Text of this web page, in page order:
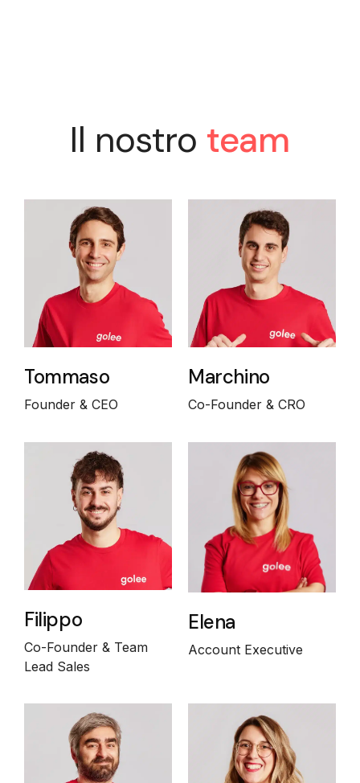
Il nostro team
Tommaso
Founder & CEO
Marchino
Co-Founder & CRO
Filippo
Co-Founder & Team
Lead Sales
Elena
Account Executive